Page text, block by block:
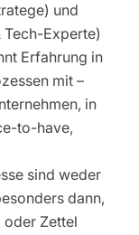
und
Experte)
Erfahrung in
mit –
in
to-have,
sind weder
dann,
oder Zettel